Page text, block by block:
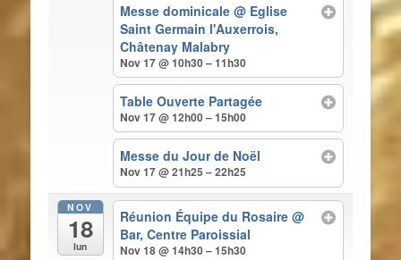
Messe dominicale@ Eglise
Saint Germain l'Auxerrois,
Châtenay Malabry
Nov 17 @ 10h30 – 11h30
Table Ouverte Partagée
Nov 17 @ 12h00 – 15h00
Messe du Jour de Noël
Nov 17 @ 21h25 – 22h25
NOV
18
lun
Réunion Équipe du Rosaire@
Bar, Centre Paroissial
Nov 18 @ 14h30 – 15h30